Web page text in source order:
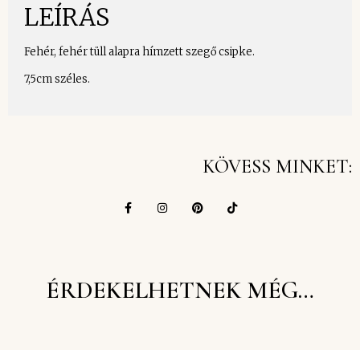
LEÍRÁS
Fehér, fehér tüll alapra hímzett szegő csipke.
7,5cm széles.
KÖVESS MINKET:
ÉRDEKELHETNEK MÉG…